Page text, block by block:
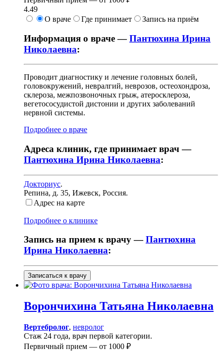
4.49
О враче
Где принимает Запись на приём
Информация о враче —Пантюхина Ирина
Николаевна:
Проводит диагностику и лечение головных болей,
головокружений, невралгий, неврозов, остеохондроза,
склероза, межпозвоночных грыж, атеросклероза,
вегетососудистой дистонии и других заболеваний
нервной системы.
Подробнее о враче
Адреса клиник, где принимает врач —
Пантюхина Ирина Николаевна:
Докториус.
Репина, д. 35, Ижевск, Россия.
Адрес на карте
Подробнее о клинике
Запись на прием к врачу —Пантюхина
Ирина Николаевна:
Записаться к врачу
Ворончихина Татьяна Николаевна
Вертебролог, невролог
Стаж 24 года, врач первой категории.
Первичный прием — от 1000 ₽